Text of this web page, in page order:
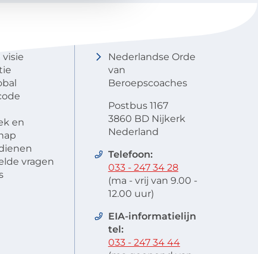
visie
en
vragen
Nederlandse Orde
van
Beroepscoaches
Postbus 1167
3860 BD Nijkerk
Nederland
Telefoon:
033 - 247 34 28
(ma - vrij van 9.00 -
12.00 uur)
EIA-informatielijn
tel:
033 - 247 34 44